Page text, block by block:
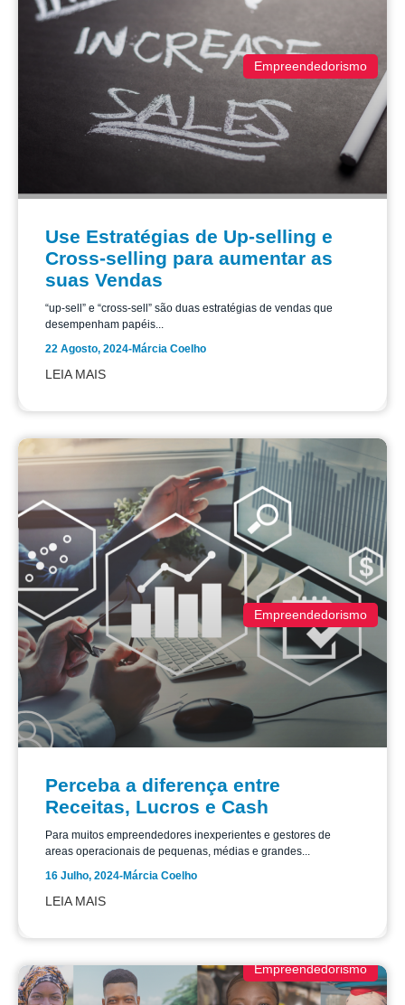
Empreendedorismo
Use Estratégias de Up-selling e
Cross-selling para aumentar as
suas Vendas
“up-sell” e “cross-sell” são duas estratégias de vendas que
desempenham papéis...
22 Agosto, 2024-Márcia Coelho
LEIA MAIS
Empreendedorismo
Perceba a diferença entre
Receitas, Lucros e Cash
Para muitos empreendedores inexperientes e gestores de
areas operacionais de pequenas, médias e grandes...
16 Julho, 2024-Márcia Coelho
LEIA MAIS
Empreendedorismo